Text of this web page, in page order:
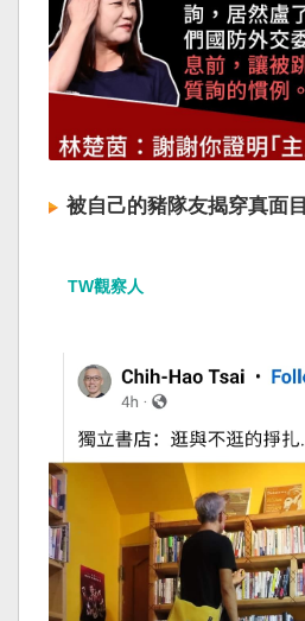
被自己的豬隊友揭穿真面目
TW觀察人